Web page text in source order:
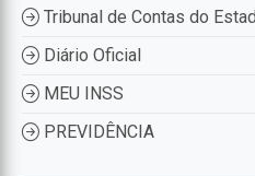
Tribunal de Contas do
Diário Oficial
MEU INSS
PREVIDÊNCIA